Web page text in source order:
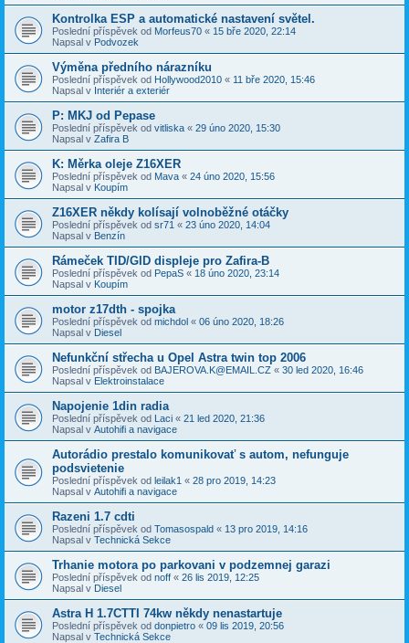
Kontrolka ESP a automatické nastavení světel.
Poslední příspěvek od Morfeus70 « 15 bře 2020, 22:14
Napsal v Podvozek
Výměna předního nárazníku
Poslední příspěvek od Hollywood2010 « 11 bře 2020, 15:46
Napsal v Interiér a exteriér
P: MKJ od Pepase
Poslední příspěvek od vitliska « 29 úno 2020, 15:30
Napsal v Zafira B
K: Měrka oleje Z16XER
Poslední příspěvek od Mava « 24 úno 2020, 15:56
Napsal v Koupím
Z16XER někdy kolísají volnoběžné otáčky
Poslední příspěvek od sr71 « 23 úno 2020, 14:04
Napsal v Benzín
Rámeček TID/GID displeje pro Zafira-B
Poslední příspěvek od PepaS « 18 úno 2020, 23:14
Napsal v Koupím
motor z17dth - spojka
Poslední příspěvek od michdol « 06 úno 2020, 18:26
Napsal v Diesel
Nefunkční střecha u Opel Astra twin top 2006
Poslední příspěvek od BAJEROVA.K@EMAIL.CZ « 30 led 2020, 16:46
Napsal v Elektroinstalace
Napojenie 1din radia
Poslední příspěvek od Laci « 21 led 2020, 21:36
Napsal v Autohifi a navigace
Autorádio prestalo komunikovať s autom, nefunguje
podsvietenie
Poslední příspěvek od leilak1 « 28 pro 2019, 14:23
Napsal v Autohifi a navigace
Razeni 1.7 cdti
Poslední příspěvek od Tomasospald « 13 pro 2019, 14:16
Napsal v Technická Sekce
Trhanie motora po parkovani v podzemnej garazi
Poslední příspěvek od noff « 26 lis 2019, 12:25
Napsal v Diesel
Astra H 1.7CTTI 74kw někdy nenastartuje
Poslední příspěvek od donpietro « 09 lis 2019, 20:56
Napsal v Technická Sekce